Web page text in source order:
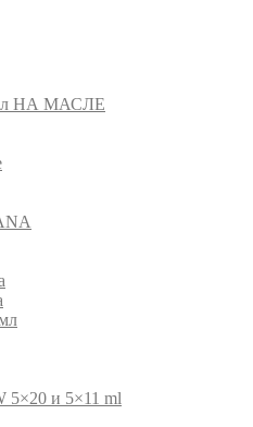
НА МАСЛЕ
5×20 и 5×11 ml